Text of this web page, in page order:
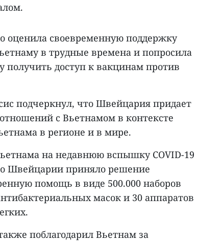
оценила своевременную поддержку
в трудные времена и попросила
доступ к вакцинам против
подчеркнул, что Швейцария придает
с Вьетнамом в контексте
в регионе и в мире.
на недавнюю вспышку COVID-19
Швейцарии приняло решение
помощь в виде 500.000 наборов
масок и 30 аппаратов
поблагодарил Вьетнам за